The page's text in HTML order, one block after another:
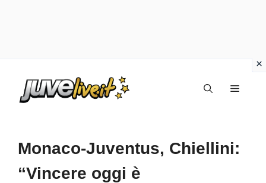
Menu
Monaco-Juventus, Chiellini:
“Vincere oggi è